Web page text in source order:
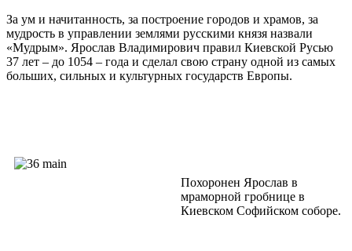
За ум и начитанность, за построение городов и храмов, за
мудрость в управлении землями русскими князя назвали
«Мудрым». Ярослав Владимирович правил Киевской Русью
37 лет – до 1054 – года и сделал свою страну одной из самых
больших, сильных и культурных государств Европы.
Похоронен Ярослав в
мраморной гробнице в
Киевском Софийском соборе.